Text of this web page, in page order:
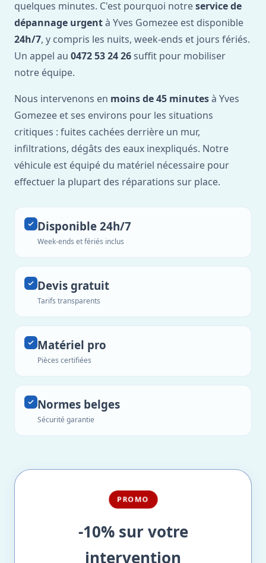
quelques minutes. C'est pourquoi notreservice de
dépannage urgentà Yves Gomezee est disponible
24h/7, y compris les nuits, week-ends et jours fériés.
Un appel au 0472 53 24 26 suffit pour mobiliser
notre équipe.
Nous intervenons en moins de 45 minutesà Yves
Gomezee et ses environs pour les situations
critiques : fuites cachées derrière un mur,
infiltrations, dégâts des eaux inexpliqués. Notre
véhicule est équipé du matériel nécessaire pour
effectuer la plupart des réparations sur place.
Disponible 24h/7
Week-ends et fériés inclus
Devis gratuit
Tarifs transparents
Matériel pro
Pièces certifiées
Normes belges
Sécurité garantie
PROMO
-10% sur votre
intervention